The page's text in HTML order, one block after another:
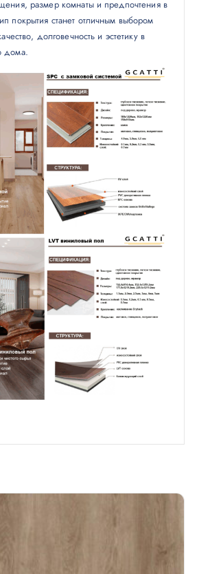
размер комнаты и предпочтения в
покрытия станет отличным выбором
долговечность и эстетику в
дома.